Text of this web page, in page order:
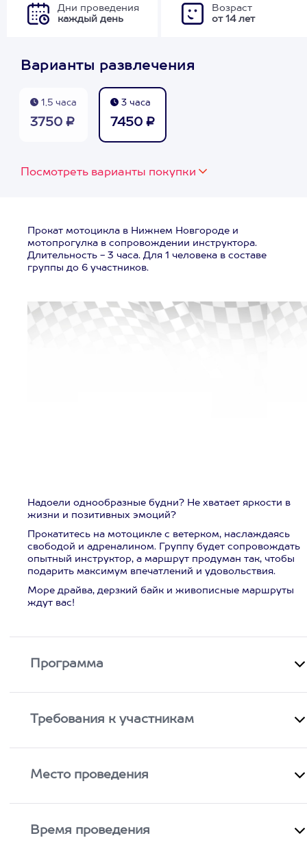
Дни проведения
каждый день
Возраст
от 14 лет
Варианты развлечения
1,5 часа
3750 ₽
3 часа
7450 ₽
Посмотреть варианты покупки
Прокат мотоцикла в Нижнем Новгороде и
мотопрогулка в сопровождении инструктора.
Длительность - 3 часа. Для 1 человека в составе
группы до 6 участников.
Надоели однообразные будни? Не хватает яркости в
жизни и позитивных эмоций?
Прокатитесь на мотоцикле с ветерком, наслаждаясь
свободой и адреналином. Группу будет сопровождать
опытный инструктор, а маршрут продуман так, чтобы
подарить максимум впечатлений и удовольствия.
Море драйва, дерзкий байк и живописные маршруты
ждут вас!
Программа
Требования к участникам
Место проведения
Время проведения